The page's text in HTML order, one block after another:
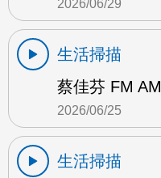
2026/06/29
生活掃描
蔡佳芬 FM AM
2026/06/25
生活掃描